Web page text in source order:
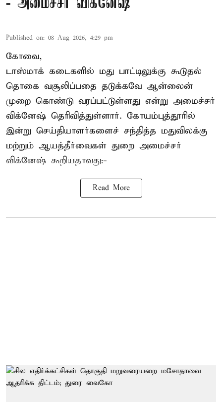
- அமைச்சர் விக்னேஷ்
Published on: 08 Aug 2026, 4:29 pm
கோவை,
டாஸ்மாக் கடைகளில் மது பாட்டிலுக்கு கூடுதல்
தொகை வசூலிப்பதை தடுக்கவே ஆன்லைன்
முறை கொண்டு வரப்பட்டுள்ளது என்று அமைச்சர்
விக்னேஷ் தெரிவித்துள்ளார். கோயம்புத்தூரில்
இன்று செய்தியாளர்களைச் சந்தித்த மதுவிலக்கு
மற்றும் ஆயத்தீர்வைகள் துறை அமைச்சர்
விக்னேஷ் கூறியதாவது:-
Read More